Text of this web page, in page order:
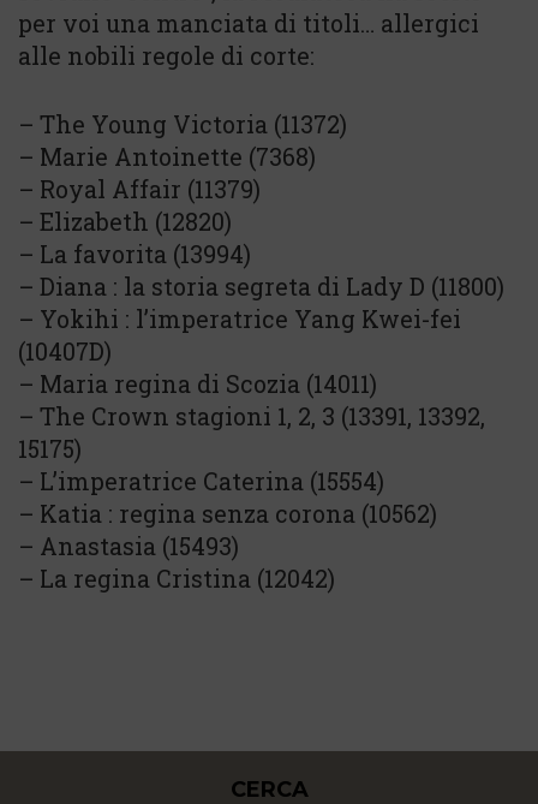
per voi una manciata di titoli… allergici
alle nobili regole di corte:
– The Young Victoria (11372)
– Marie Antoinette (7368)
– Royal Affair (11379)
– Elizabeth (12820)
– La favorita (13994)
– Diana : la storia segreta di Lady D (11800)
– Yokihi : l’imperatrice Yang Kwei-fei
(10407D)
– Maria regina di Scozia (14011)
– The Crown stagioni 1, 2, 3 (13391, 13392,
15175)
– L’imperatrice Caterina (15554)
– Katia : regina senza corona (10562)
– Anastasia (15493)
– La regina Cristina (12042)
CERCA